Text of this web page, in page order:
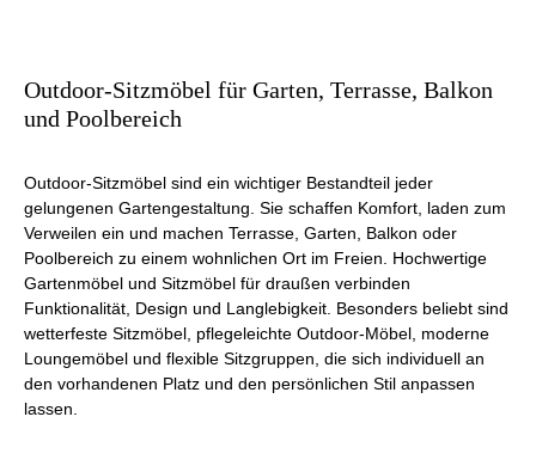
Outdoor-Sitzmöbel für Garten, Terrasse, Balkon
und Poolbereich
Outdoor-Sitzmöbel sind ein wichtiger Bestandteil jeder
gelungenen Gartengestaltung. Sie schaffen Komfort, laden zum
Verweilen ein und machen Terrasse, Garten, Balkon oder
Poolbereich zu einem wohnlichen Ort im Freien. Hochwertige
Gartenmöbel und Sitzmöbel für draußen verbinden
Funktionalität, Design und Langlebigkeit. Besonders beliebt sind
wetterfeste Sitzmöbel, pflegeleichte Outdoor-Möbel, moderne
Loungemöbel und flexible Sitzgruppen, die sich individuell an
den vorhandenen Platz und den persönlichen Stil anpassen
lassen.